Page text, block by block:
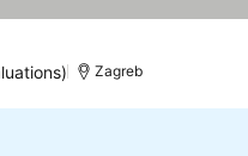
Zagreb